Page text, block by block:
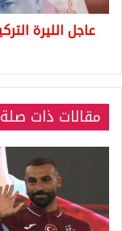
ليرات
لكل
النشرة
مقالات ذات صلة